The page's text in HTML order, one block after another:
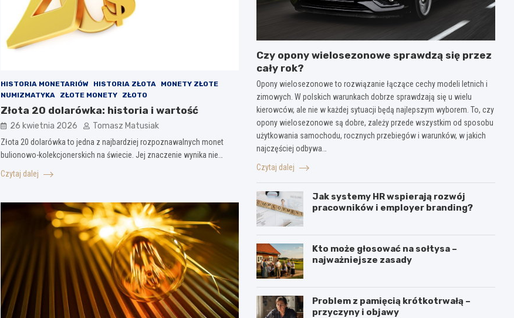
HISTORIA MONETARIÓW HISTORIA ZŁOTA
MONETY ZŁOTE
NUMIZMATYKA
ZŁOTE MONETY ZŁOTO
Złota 20 dolarówka: historia i wartość
26 kwietnia 2026 Tomasz Matusiak
Złota 20 dolarówka to jedna z najbardziej rozpoznawalnych monet
bulionowo-kolekcjonerskich na świecie. Jej znaczenie wynika nie…
Czytaj dalej
Czy opony wielosezonowe sprawdzą się przez
cały rok?
Opony wielosezonowe to rozwiązanie łączące cechy modeli letnich i
zimowych. W polskich warunkach dobrze sprawdzają się u wielu
kierowców, ale nie w każdej sytuacji będą najlepszym wyborem. To, czy
opony wielosezonowe są dobre, zależy przede wszystkim od sposobu
użytkowania samochodu, rocznych przebiegów i warunków, w jakich
najczęściej odbywa…
Czytaj dalej
Jak systemy HR wspierają rozwój
pracowników i employer branding?
Kto może głosować na sołtysa –
najważniejsze zasady
Problem z pamięcią krótkotrwałą –
przyczyny i objawy